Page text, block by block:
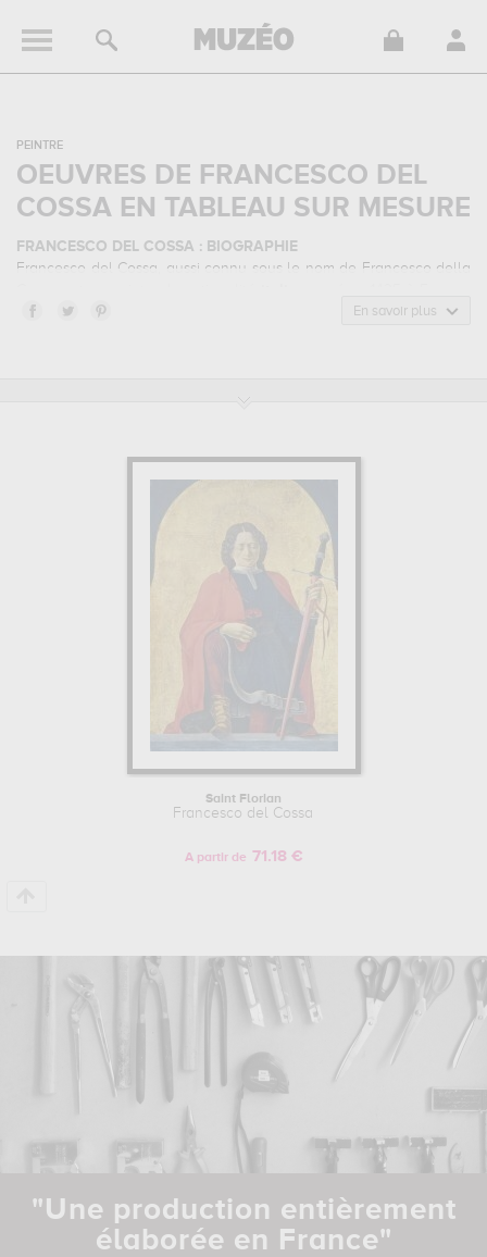
PEINTRE
OEUVRES DE FRANCESCO DEL
COSSA EN TABLEAU SUR MESURE
FRANCESCO DEL COSSA : BIOGRAPHIE
Francesco del Cossa, aussi connu sous le nom de Francesco della
Italie, et mort en 1477 à Bologne, Italie. Francesco del Cossa
FRANCESCO DEL COSSA : SES PRINCIPALES OEUVRES
sujets favoris : religion, mythologie... Vous devrez vous rendre au
national gallery of art, washington dc, etats-unis, palazzo
schifanoia, ferrara, emilia romagna, italy pour pouvoir admirer l'une
de ses œuvres. Les œuvres de Francesco del Cossa sont, en effet,
national gallery of art, washington
dc, etats-unis, palazzo schifanoia, ferrara, emilia romagna, italy
Muzéo vous propose des reproductions de tableaux de grande
qualité des principales œuvres de Francesco del Cossa.
FRANCESCO DEL COSSA : SON ITINÉRAIRE D'ARTISTE
Parmi ses élèves principaux (ou apprentis), Francesco del Cossa a
notamment enseigné à Ercole de Roberti.
En savoir plus
Saint Florian
Francesco del Cossa
A partir de 71.18 €
"Une production entièrement
élaborée en France"